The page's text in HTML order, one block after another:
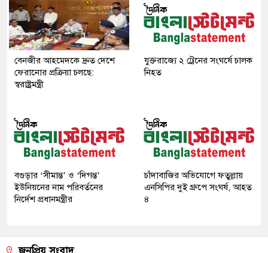
বেনজীর আহমেদকে দ্রুত দেশে
ফেরানোর প্রক্রিয়া চলছে:
স্বরাষ্ট্রমন্ত্রী
যুক্তরাজ্যে ২ ট্রেনের সংঘর্ষে চালক
নিহত
বগুড়ার ‘সীমান্ত’ ও ‘দিগন্ত’
ইউনিয়নের নাম পরিবর্তনের
নির্দেশ প্রধানমন্ত্রীর
চাঁদাবাজির অভিযোগে ফতুল্লায়
এনসিপির দুই গ্রুপে সংঘর্ষ, আহত
৪